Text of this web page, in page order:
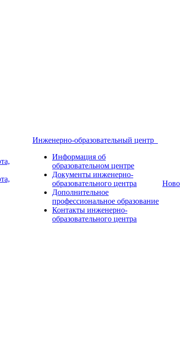
Инженерно-образовательный центр
Информация об
образовательном центре
Документы инженерно-
образовательного центра
Дополнительное
профессиональное образование
Контакты инженерно-
образовательного центра